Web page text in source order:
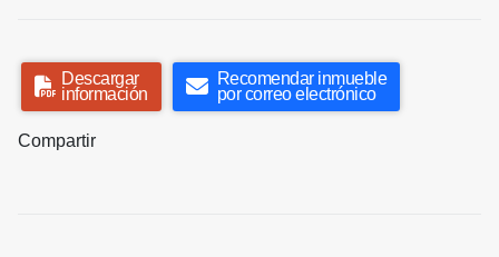
Descargar
información
Recomendar inmueble
por correo electrónico
Compartir